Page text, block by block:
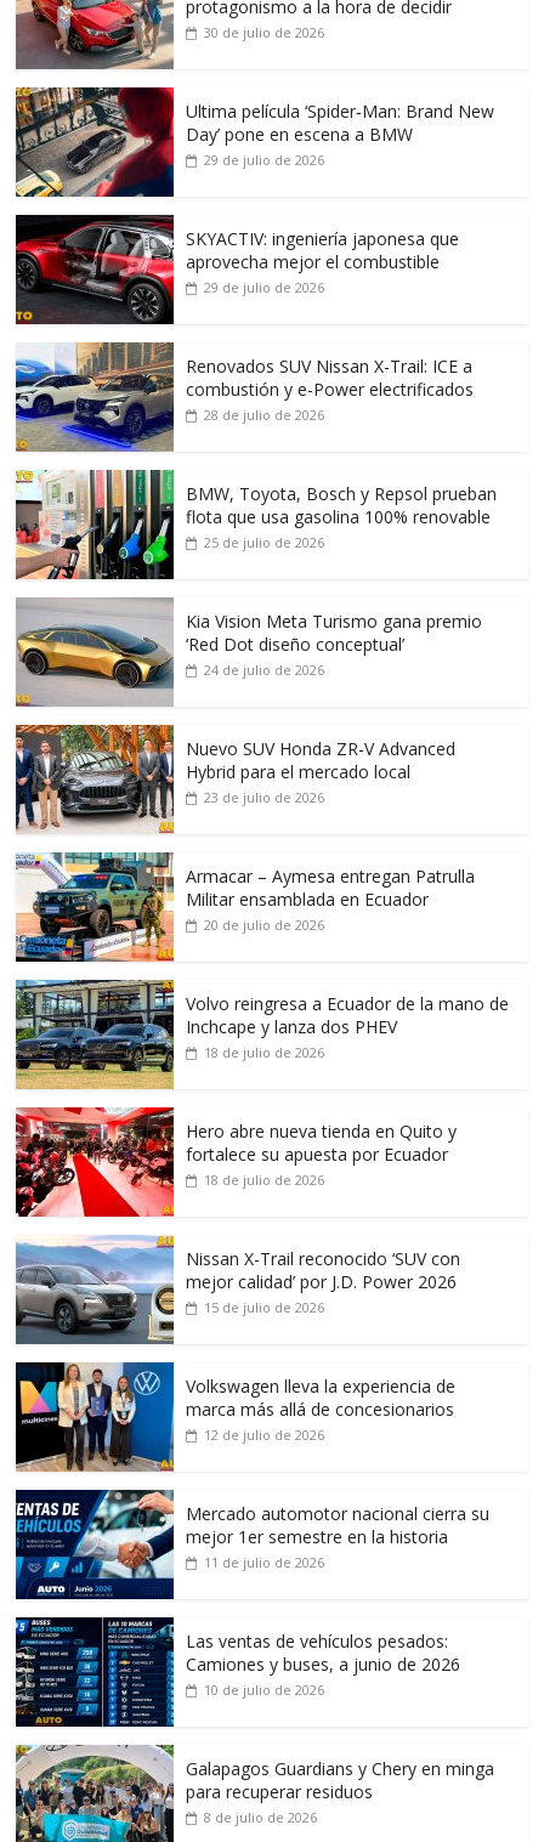
protagonismo a la hora de decidir
30 de julio de 2026
Ultima película ‘Spider‑Man: Brand New
Day’ pone en escena a BMW
29 de julio de 2026
SKYACTIV: ingeniería japonesa que
aprovecha mejor el combustible
29 de julio de 2026
Renovados SUV Nissan X-Trail: ICE a
combustión y e-Power electrificados
28 de julio de 2026
BMW, Toyota, Bosch y Repsol prueban
flota que usa gasolina 100% renovable
25 de julio de 2026
Kia Vision Meta Turismo gana premio
‘Red Dot diseño conceptual’
24 de julio de 2026
Nuevo SUV Honda ZR-V Advanced
Hybrid para el mercado local
23 de julio de 2026
Armacar – Aymesa entregan Patrulla
Militar ensamblada en Ecuador
20 de julio de 2026
Volvo reingresa a Ecuador de la mano de
Inchcape y lanza dos PHEV
18 de julio de 2026
Hero abre nueva tienda en Quito y
fortalece su apuesta por Ecuador
18 de julio de 2026
Nissan X-Trail reconocido ‘SUV con
mejor calidad’ por J.D. Power 2026
15 de julio de 2026
Volkswagen lleva la experiencia de
marca más allá de concesionarios
12 de julio de 2026
Mercado automotor nacional cierra su
mejor 1er semestre en la historia
11 de julio de 2026
Las ventas de vehículos pesados:
Camiones y buses, a junio de 2026
10 de julio de 2026
Galapagos Guardians y Chery en minga
para recuperar residuos
8 de julio de 2026